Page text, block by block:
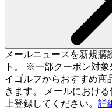
メールニュースを新規購
ト。 ※一部クーポン対
イゴルフからおすすめ商
きます。 メールにおけ
上登録してください。 詳